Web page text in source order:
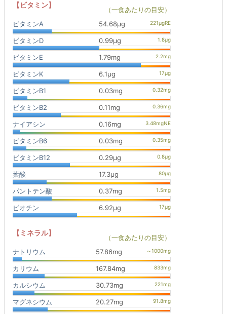
【ビタミン】
（一食あたりの目安）
ビタミンA
54.68μg
ビタミンD 0.99μg
ビタミンE 1.79mg
ビタミンK 6.1μg
ビタミンB1 0.03mg
ビタミンB2 0.11mg
ナイアシン 0.16mg
ビタミンB6 0.03mg
ビタミンB12 0.29μg
葉酸 17.3μg
パントテン酸 0.37mg
ビオチン 6.92μg
【ミネラル】
（一食あたりの目安）
ナトリウム
57.86mg
カリウム 167.84mg
カルシウム 30.73mg
マグネシウム 20.27mg